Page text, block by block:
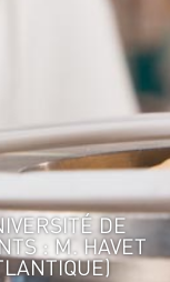
DE
: M. HAVET